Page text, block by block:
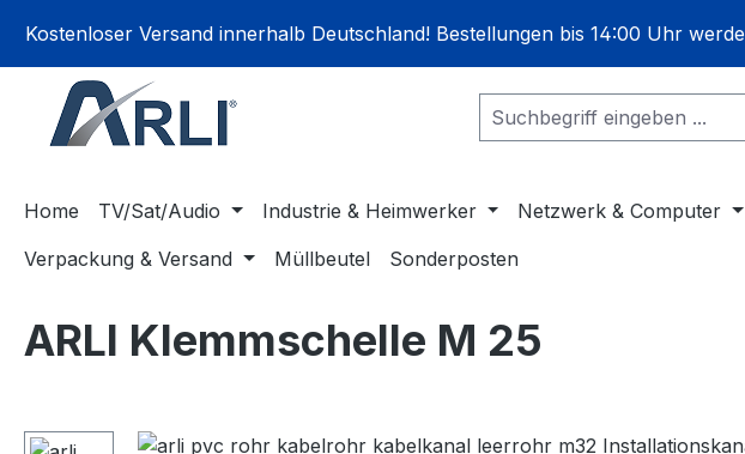
Zur Hauptnavigation springen
Kostenloser Versand innerhalb Deutschland! Bestellungen bis 14:00 Uhr
Home TV/Sat/Audio Industrie & Heimwerker Netzwerk & Computer
Verpackung & Versand
Müllbeutel Sonderposten
ARLI Klemmschelle M 25
Bildergalerie überspringen